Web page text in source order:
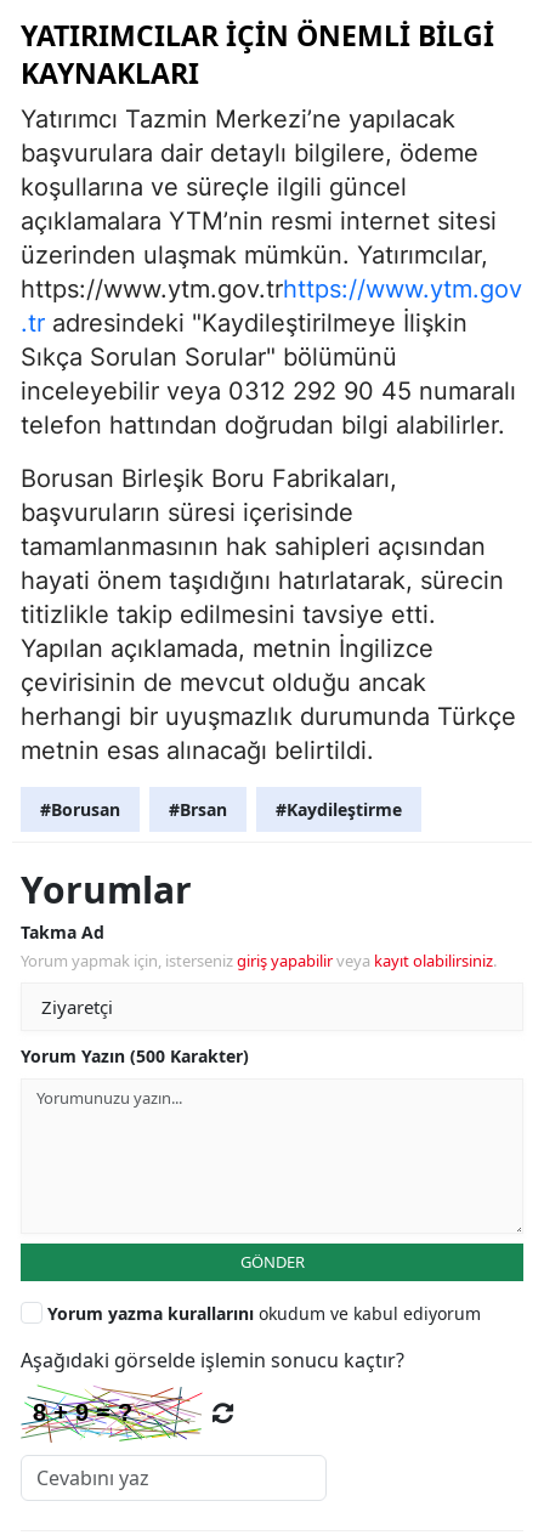
YATIRIMCILAR İÇIN ÖNEMLI BILGI
KAYNAKLARI
Yatırımcı Tazmin Merkezi’ne yapılacak
başvurulara dair detaylı bilgilere, ödeme
koşullarına ve süreçle ilgili güncel
açıklamalara YTM’nin resmi internet sitesi
üzerinden ulaşmak mümkün. Yatırımcılar,
https://www.ytm.gov.trhttps://www.ytm.gov
.tr adresindeki "Kaydileştirilmeye İlişkin
Sıkça Sorulan Sorular" bölümünü
inceleyebilir veya 0312 292 90 45 numaralı
telefon hattından doğrudan bilgi alabilirler.
Borusan Birleşik Boru Fabrikaları,
başvuruların süresi içerisinde
tamamlanmasının hak sahipleri açısından
hayati önem taşıdığını hatırlatarak, sürecin
titizlikle takip edilmesini tavsiye etti.
Yapılan açıklamada, metnin İngilizce
çevirisinin de mevcut olduğu ancak
herhangi bir uyuşmazlık durumunda Türkçe
metnin esas alınacağı belirtildi.
#Borusan #Brsan #Kaydileştirme
Yorumlar
Takma Ad
Yorum yapmak için, istersenizgiriş yapabilirveya kayıt olabilirsiniz.
Yorum Yazın (500 Karakter)
GÖNDER
Yorum yazma kurallarını okudum ve kabul ediyorum
Aşağıdaki görselde işlemin sonucu kaçtır?